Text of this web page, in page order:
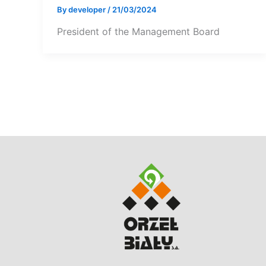
Bydeveloper / 21/03/2024
President of the Management Board